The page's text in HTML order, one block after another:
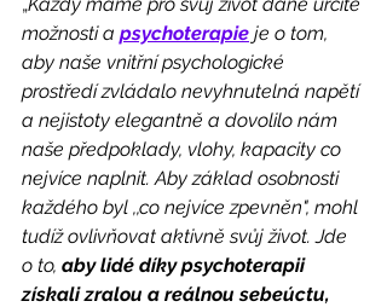
možnosti a psychoterapie je o tom,
aby naše vnitřní psychologické
prostředí zvládalo nevyhnutelná napětí
a nejistoty elegantně a dovolilo nám
naše předpoklady, vlohy, kapacity co
nejvíce naplnit. Aby základ osobnosti
každého byl ,,co nejvíce zpevněn", mohl
tudíž ovlivňovat aktivně svůj život. Jde
o to, aby lidé díky psychoterapii
získali zralou a reálnou sebeúctu,